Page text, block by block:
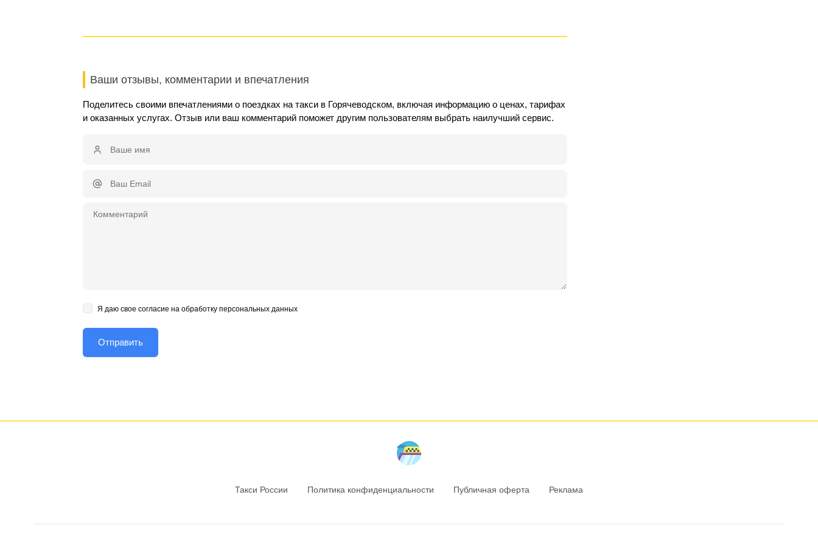
Ваши отзывы, комментарии и впечатления
Поделитесь своими впечатлениями о поездках на такси в Горячеводском, включая информацию о ценах, тарифах
и оказанных услугах. Отзыв или ваш комментарий поможет другим пользователям выбрать наилучший сервис.
Я даю свое согласие на обработку персональных данных
Такси России Политика конфиденциальности Публичная оферта Реклама